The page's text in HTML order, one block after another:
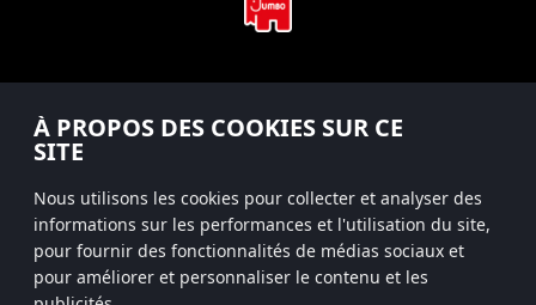
À PROPOS DES COOKIES SUR CE
SITE
Nous utilisons les cookies pour collecter et analyser des
informations sur les performances et l'utilisation du site,
pour fournir des fonctionnalités de médias sociaux et
pour améliorer et personnaliser le contenu et les
instagram
Politique de confidentialité